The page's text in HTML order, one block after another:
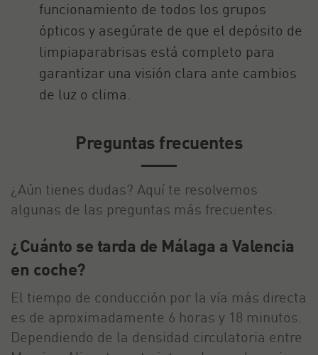
funcionamiento de todos los grupos
ópticos y asegúrate de que el depósito de
limpiaparabrisas está completo para
garantizar una visión clara ante cambios
de luz o clima.
Preguntas frecuentes
¿Aún tienes dudas? Aquí te resolvemos
algunas de las preguntas más frecuentes:
¿Cuánto se tarda de Málaga a Valencia
en coche?
El tiempo de conducción por la vía más directa
es de aproximadamente 6 horas y 18 minutos.
Dependiendo de la densidad circulatoria entre